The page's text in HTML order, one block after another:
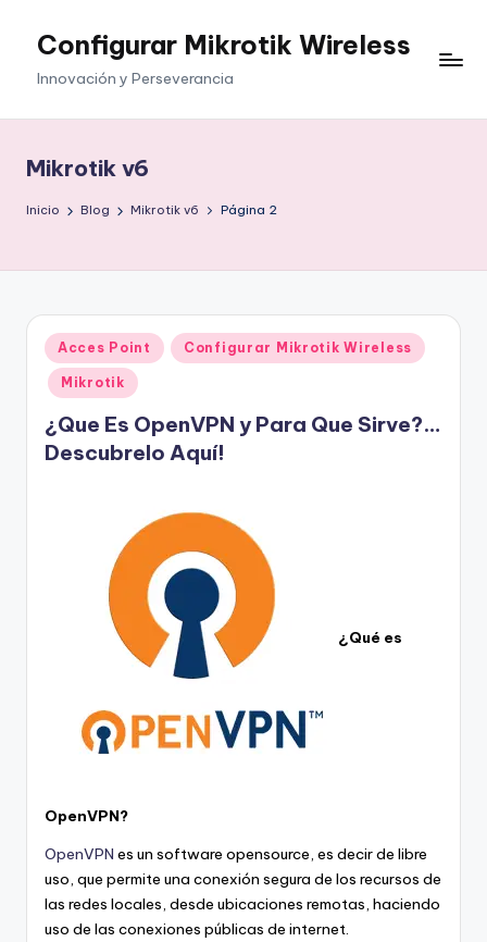
SaltarConfigurar Mikrotik Wireless
Innovación y Perseverancia
Mikrotik v6
Inicio Blog Mikrotik v6 Página 2
Publicado
en
Acces Point Configurar Mikrotik Wireless
Mikrotik
¿Que Es OpenVPN y Para Que Sirve?…
Descubrelo Aquí!
¿Qué es
OpenVPN?
OpenVPN es un software opensource, es decir de libre
uso, que permite una conexión segura de los recursos de
las redes locales, desde ubicaciones remotas, haciendo
uso de las conexiones públicas de internet.